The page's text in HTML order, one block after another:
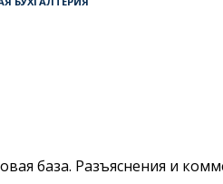
база. Разъяснения и